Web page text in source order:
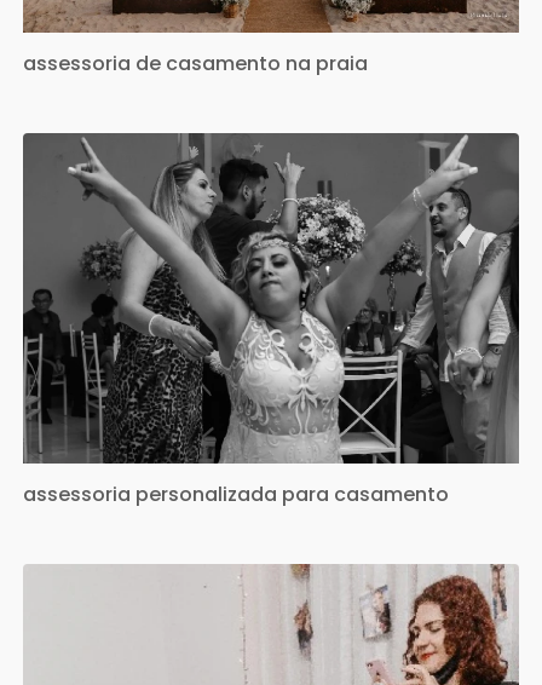
assessoria de casamento na praia
assessoria personalizada para casamento